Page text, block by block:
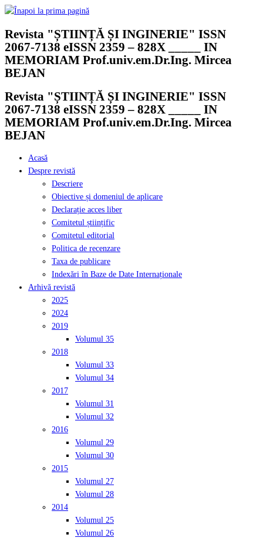
Skip
content
Revista "ȘTIINȚĂ ȘI INGINERIE" ISSN
2067-7138 eISSN 2359 – 828X _____ IN
MEMORIAM Prof.univ.em.Dr.Ing. Mircea
BEJAN
Revista "ȘTIINȚĂ ȘI INGINERIE" ISSN
2067-7138 eISSN 2359 – 828X _____ IN
MEMORIAM Prof.univ.em.Dr.Ing. Mircea
BEJAN
Acasă
Despre revistă
Descriere
Obiective și domeniul de aplicare
Declarație acces liber
Comitetul științific
Comitetul editorial
Politica de recenzare
Taxa de publicare
Indexări în Baze de Date Internaționale
Arhivă revistă
2025
2024
2019
Volumul 35
2018
Volumul 33
Volumul 34
2017
Volumul 31
Volumul 32
2016
Volumul 29
Volumul 30
2015
Volumul 27
Volumul 28
2014
Volumul 25
Volumul 26